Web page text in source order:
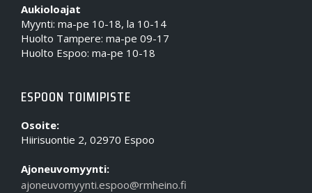
Aukioloajat
Myynti: ma-pe 10-18, la 10-14
Huolto Tampere: ma-pe 09-17
Huolto Espoo: ma-pe 10-18
ESPOON TOIMIPISTE
Osoite:
Hiirisuontie 2, 02970 Espoo
Ajoneuvomyynti:
ajoneuvomyynti.espoo@rmheino.fi